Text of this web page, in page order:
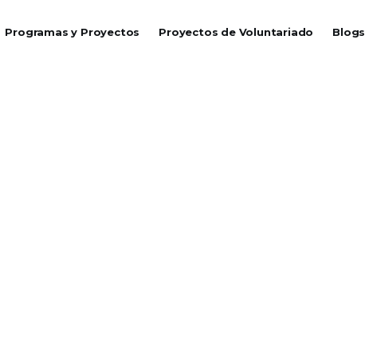
Programas y Proyectos Proyectos de Voluntariado Blogs